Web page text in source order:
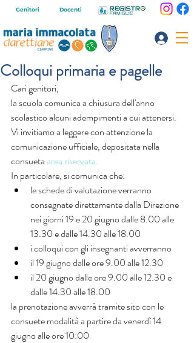
Genitori Docenti
Colloqui primaria e pagelle
Cari genitori,
la scuola comunica a chiusura dell'anno
scolastico alcuni adempimenti a cui attenersi.
Vi invitiamo a leggere con attenzione la
comunicazione ufficiale, depositata nella
consueta area riservata.
In particolare, si comunica che:
le schede di valutazione verranno
consegnate direttamente dalla Direzione
nei giorni 19 e 20 giugno dalle 8.00 alle
13.30 e dalle 14.30 alle 18.00
i colloqui con gli insegnanti avverranno
il 19 giugno dalle ore 9.00 alle 12.30
il 20 giugno dalle ore 9.00 alle 12.30 e
dalle 14.30 alle 18.00
la prenotazione avverrà tramite sito con le
consuete modalità a partire da venerdì 14
giugno alle ore 10:00